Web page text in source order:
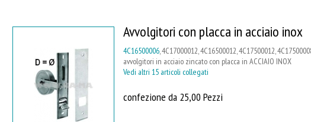
Avvolgitori con placca in acciaio inox
4C16500006, 4C17000012, 4C16500012, 4C17500012,
avvolgitori in acciaio zincato con placca in ACCIAIO INOX
Vedi altri 15 articoli collegati
confezione da 25,00 Pezzi